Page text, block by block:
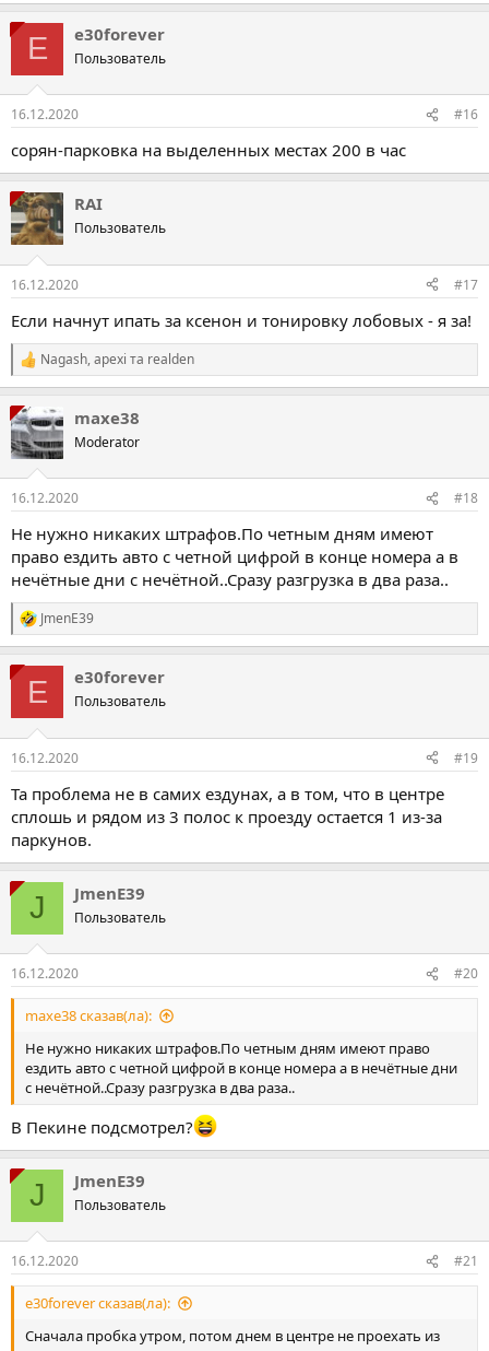
E e30forever
Пользователь
16.12.2020 #16
сорян-парковка на выделенных местах 200 в час
RAI
Пользователь
16.12.2020 #17
Если начнут ипать за ксенон и тонировку лобовых - я за!
Р
е
к
ц
і
Nagash,apexi та realden
maxe38
Moderator
16.12.2020 #18
Не нужно никаких штрафов.По четным дням имеют
право ездить авто с четной цифрой в конце номера а в
нечётные дни с нечётной..Сразу разгрузка в два раза..
Р
е
а
JmenE39
E e30forever
Пользователь
16.12.2020 #19
Та проблема не в самих ездунах, а в том, что в центре
сплошь и рядом из 3 полос к проезду остается 1 из-за
паркунов.
J JmenE39
Пользователь
16.12.2020 #20
maxe38 сказав(ла):
Не нужно никаких штрафов.По четным дням имеют право
ездить авто с четной цифрой в конце номера а в нечётные дни
с нечётной..Сразу разгрузка в два раза..
В Пекине подсмотрел?
J JmenE39
Пользователь
16.12.2020 #21
e30forever сказав(ла):
Сначала пробка утром, потом днем в центре не проехать из